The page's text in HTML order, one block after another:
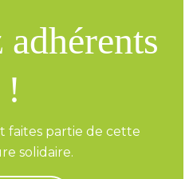
!
faites partie de cette
solidaire.